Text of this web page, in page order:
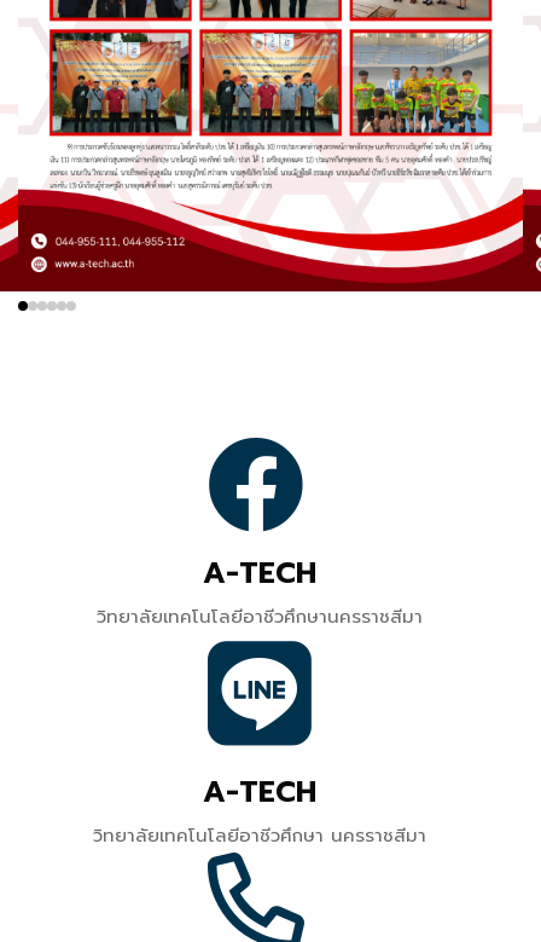
A-TECH
วิทยาลัยเทคโนโลยีอาชีวศึกษานครราชสีมา
A-TECH
วิทยาลัยเทคโนโลยีอาชีวศึกษา นครราชสีมา